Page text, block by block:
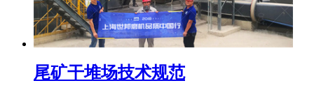
尾矿干堆场技术规范